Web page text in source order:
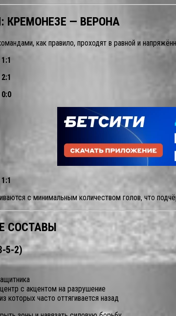
КРЕМОНЕЗЕ — ВЕРОНА
как правило, проходят в равной и
1:1
2:1
0:0
1:1
с минимальным количеством голов, что
СОСТАВЫ
5-2)
с акцентом на разрушение
которых часто оттягивается назад